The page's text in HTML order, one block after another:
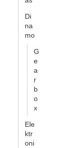
Di
na
mo
G
e
a
r
b
o
x
Ele
ktr
oni